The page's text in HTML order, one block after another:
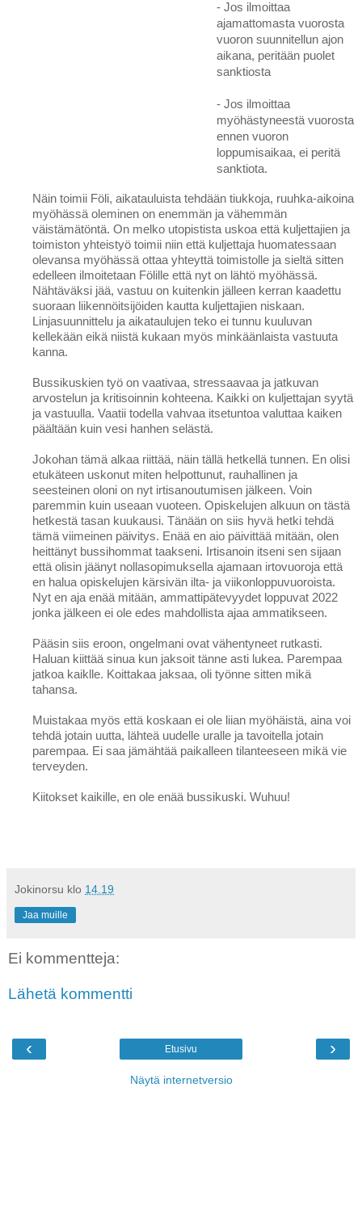
- Jos ilmoittaa
ajamattomasta vuorosta
vuoron suunnitellun ajon
aikana, peritään puolet
sanktiosta
- Jos ilmoittaa
myöhästyneestä vuorosta
ennen vuoron
loppumisaikaa, ei peritä
sanktiota.
Näin toimii Föli, aikatauluista tehdään tiukkoja, ruuhka-aikoina
myöhässä oleminen on enemmän ja vähemmän
väistämätöntä. On melko utopistista uskoa että kuljettajien ja
toimiston yhteistyö toimii niin että kuljettaja huomatessaan
olevansa myöhässä ottaa yhteyttä toimistolle ja sieltä sitten
edelleen ilmoitetaan Fölille että nyt on lähtö myöhässä.
Nähtäväksi jää, vastuu on kuitenkin jälleen kerran kaadettu
suoraan liikennöitsijöiden kautta kuljettajien niskaan.
Linjasuunnittelu ja aikataulujen teko ei tunnu kuuluvan
kellekään eikä niistä kukaan myös minkäänlaista vastuuta
kanna.
Bussikuskien työ on vaativaa, stressaavaa ja jatkuvan
arvostelun ja kritisoinnin kohteena. Kaikki on kuljettajan syytä
ja vastuulla. Vaatii todella vahvaa itsetuntoa valuttaa kaiken
päältään kuin vesi hanhen selästä.
Jokohan tämä alkaa riittää, näin tällä hetkellä tunnen. En olisi
etukäteen uskonut miten helpottunut, rauhallinen ja
seesteinen oloni on nyt irtisanoutumisen jälkeen. Voin
paremmin kuin useaan vuoteen. Opiskelujen alkuun on tästä
hetkestä tasan kuukausi. Tänään on siis hyvä hetki tehdä
tämä viimeinen päivitys. Enää en aio päivittää mitään, olen
heittänyt bussihommat taakseni. Irtisanoin itseni sen sijaan
että olisin jäänyt nollasopimuksella ajamaan irtovuoroja että
en halua opiskelujen kärsivän ilta- ja viikonloppuvuoroista.
Nyt en aja enää mitään, ammattipätevyydet loppuvat 2022
jonka jälkeen ei ole edes mahdollista ajaa ammatikseen.
Pääsin siis eroon, ongelmani ovat vähentyneet rutkasti.
Haluan kiittää sinua kun jaksoit tänne asti lukea. Parempaa
jatkoa kaiklle. Koittakaa jaksaa, oli työnne sitten mikä
tahansa.
Muistakaa myös että koskaan ei ole liian myöhäistä, aina voi
tehdä jotain uutta, lähteä uudelle uralle ja tavoitella jotain
parempaa. Ei saa jämähtää paikalleen tilanteeseen mikä vie
terveyden.
Kiitokset kaikille, en ole enää bussikuski. Wuhuu!
Jokinorsu klo 14.19
Jaa muille
Ei kommentteja:
Lähetä kommentti
‹ ›
Etusivu
Näytä internetversio